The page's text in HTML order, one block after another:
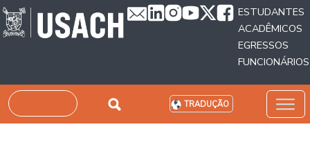
Passar para o conteúdo principal
ESTUDANTES
ACADÊMICOS
EGRESSOS
FUNCIONÁRIOS
Pesquisar TRADUÇÃO